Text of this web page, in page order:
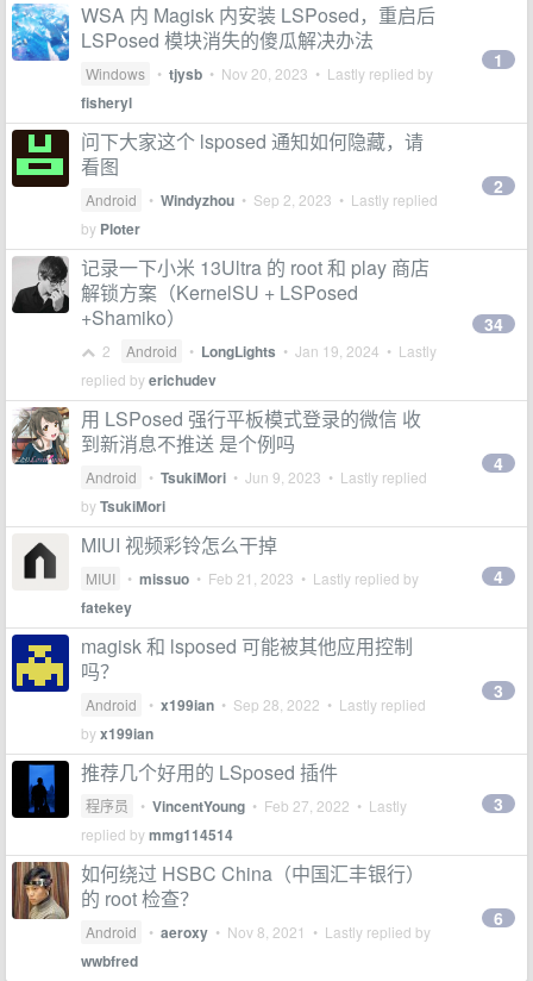
WSA 内 Magisk 内安装 LSPosed，重启后
LSPosed 模块消失的傻瓜解决办法
Windows • tjysb • Nov 20, 2023 • Lastly replied by
fisheryl
1
问下大家这个 lsposed 通知如何隐藏，请
看图
Android • Windyzhou • Sep 2, 2023 • Lastly replied
by Ploter
2
记录一下小米 13Ultra 的 root 和 play 商店
解锁方案（KernelSU + LSPosed
+Shamiko）
2 Android • LongLights • Jan 19, 2024 • Lastly
replied byerichudev
34
用 LSPosed 强行平板模式登录的微信 收
到新消息不推送 是个例吗
Android • TsukiMori • Jun 9, 2023 • Lastly replied
byTsukiMori
4
MIUI 视频彩铃怎么干掉
MIUI • missuo • Feb 21, 2023 • Lastly replied by
fatekey
4
magisk 和 lsposed 可能被其他应用控制
吗？
Android • x199ian • Sep 28, 2022 • Lastly replied
byx199ian
3
推荐几个好用的 LSposed 插件
程序员 • VincentYoung • Feb 27, 2022 • Lastly
replied bymmg114514
3
如何绕过 HSBC China（中国汇丰银行）
的 root 检查？
Android • aeroxy • Nov 8, 2021 • Lastly replied by
wwbfred
6